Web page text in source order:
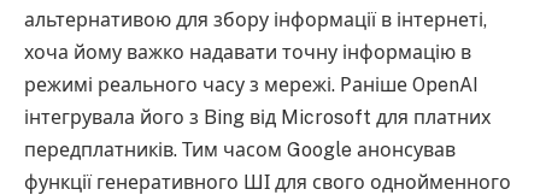
альтернативою для збору інформації в інтернеті,
хоча йому важко надавати точну інформацію в
режимі реального часу з мережі. Раніше OpenAI
інтегрувала його з Bing від Microsoft для платних
передплатників. Тим часом Google анонсував
функції генеративного ШІ для свого однойменного